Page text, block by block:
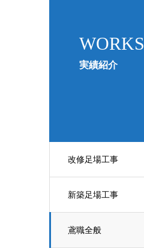
WORKS
実績紹介
改修足場工事
新築足場工事
鳶職全般